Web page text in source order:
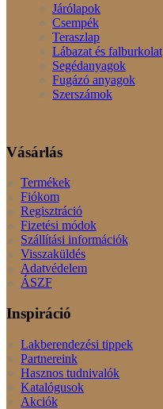
Járólapok
Csempék
Teraszlap
Lábazat és falburkolat
Segédanyagok
Fugázó anyagok
Szerszámok
Vásárlás
Termékek
Fiókom
Regisztráció
Fizetési módok
Szállítási információk
Visszaküldés
Adatvédelem
ÁSZF
Inspiráció
Lakberendezési tippek
Partnereink
Hasznos tudnivalók
Katalógusok
Akciók